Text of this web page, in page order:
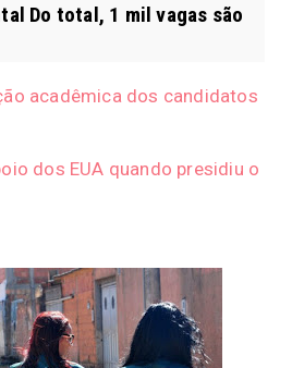
Do total, 1 mil vagas são
acadêmica dos candidatos
dos EUA quando presidiu o